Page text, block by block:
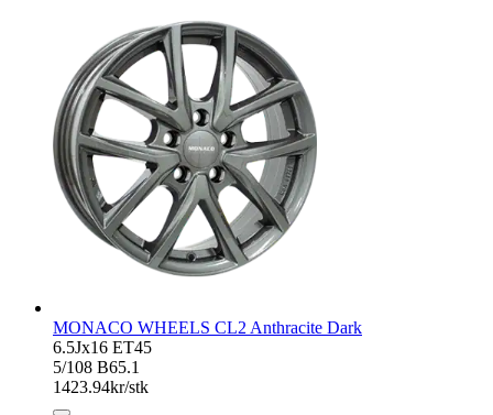
MONACO WHEELS CL2 Anthracite Dark
6.5Jx16 ET45
5/108 B65.1
1423.94kr/stk